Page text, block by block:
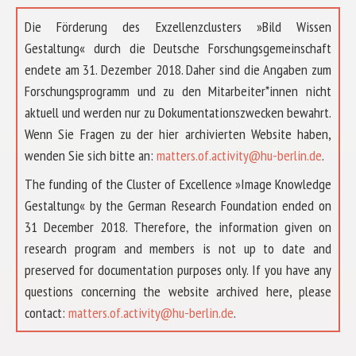
Die Förderung des Exzellenzclusters »Bild Wissen
Gestaltung« durch die Deutsche Forschungsgemeinschaft
endete am 31. Dezember 2018. Daher sind die Angaben zum
Forschungsprogramm und zu den Mitarbeiter*innen nicht
aktuell und werden nur zu Dokumentationszwecken bewahrt.
Wenn Sie Fragen zu der hier archivierten Website haben,
wenden Sie sich bitte an: matters.of.activity@hu-berlin.de.
The funding of the Cluster of Excellence »Image Knowledge
Gestaltung« by the German Research Foundation ended on
31 December 2018. Therefore, the information given on
research program and members is not up to date and
preserved for documentation purposes only. If you have any
questions concerning the website archived here, please
contact: matters.of.activity@hu-berlin.de.
ÜBER UNS